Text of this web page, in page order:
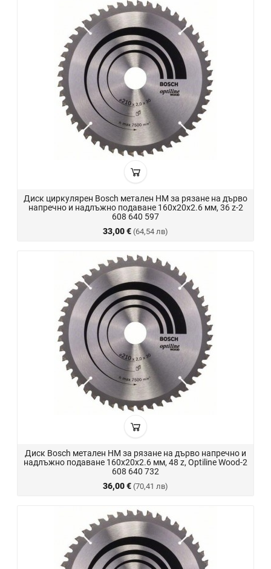
Диск циркулярен Bosch метален HM за рязане на дърво
напречно и надлъжно подаване 160x20x2.6 мм, 36 z-2
608 640 597
33,00 € (64,54 лв)
Диск Bosch метален HM за рязане на дърво напречно и
надлъжно подаване 160x20x2.6 мм, 48 z, Optiline Wood-2
608 640 732
36,00 € (70,41 лв)